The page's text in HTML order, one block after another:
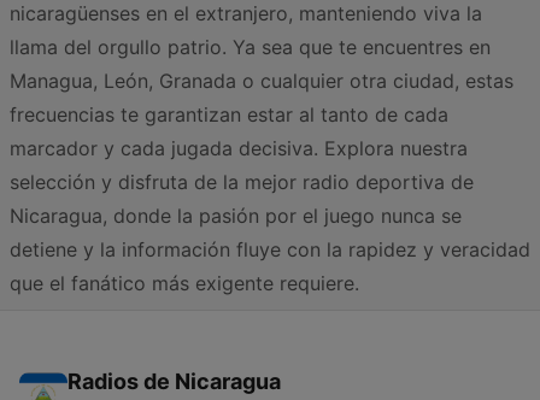
nicaragüenses en el extranjero, manteniendo viva la
llama del orgullo patrio. Ya sea que te encuentres en
Managua, León, Granada o cualquier otra ciudad, estas
frecuencias te garantizan estar al tanto de cada
marcador y cada jugada decisiva. Explora nuestra
selección y disfruta de la mejor radio deportiva de
Nicaragua, donde la pasión por el juego nunca se
detiene y la información fluye con la rapidez y veracidad
que el fanático más exigente requiere.
Radios de Nicaragua